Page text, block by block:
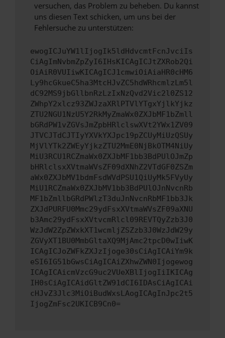
versuchen, das Problem zu beheben. Du kannst
uns diesen Text schicken, um uns bei der
Fehlersuche zu unterstützen:
ewogICJuYW1lIjogIk5ldHdvcmtFcnJvciIs
CiAgImNvbmZpZyI6IHsKICAgICJtZXRob2Qi
OiAiR0VUIiwKICAgICJ1cmwiOiAiaHR0cHM6
Ly9hcGkueC5ha3MtcHJvZC5hdWRhcmlzLm5l
dC92MS9jbGllbnRzLzIxNzQvd2Vic2l0ZS12
ZWhpY2xlcz93ZWJzaXRlPTVlYTgxYjlkYjkz
ZTU2NGU1NzU5Y2RkMyZmaWx0ZXJbMF1bZmll
bGRdPW1vZGVsJmZpbHRlclswXVt2YWx1ZV09
JTVCJTdCJTIyYXVkYXJpc19pZCUyMiUzQSUy
MjVlYTk2ZWEyYjkzZTU2MmE0NjBkOTM4NiUy
MiU3RCU1RCZmaWx0ZXJbMF1bb3BdPUlOJmZp
bHRlclsxXVtmaWVsZF09dXNhZ2VTdGF0ZSZm
aWx0ZXJbMV1bdmFsdWVdPSU1QiUyMk5FVyUy
MiU1RCZmaWx0ZXJbMV1bb3BdPUlOJnNvcnRb
MF1bZmllbGRdPWlzT3duJnNvcnRbMF1bb3Jk
ZXJdPURFU0Mmc29ydFsxXVtmaWVsZF09aXNU
b3Amc29ydFsxXVtvcmRlcl09REVTQyZzb3J0
WzJdW2ZpZWxkXT1wcmljZSZzb3J0WzJdW29y
ZGVyXT1BU0MmbGltaXQ9MjAmc2tpcD0wIiwK
ICAgICJoZWFkZXJzIjoge30sCiAgICAiYm9k
eSI6IG51bGwsCiAgICAiZXhwZWN0Ijogewog
ICAgICAicmVzcG9uc2VUeXBlIjogIiIKICAg
IH0sCiAgICAidGltZW91dCI6IDAsCiAgICAi
cHJvZ3Jlc3MiOiBudWxsLAogICAgInJpc2t5
IjogZmFsc2UKICB9Cn0=